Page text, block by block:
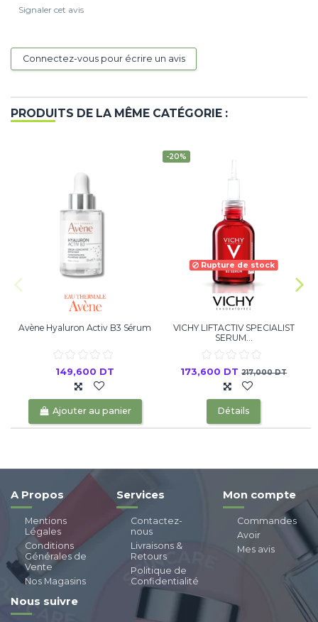
Signaler cet avis
Connectez-vous pour écrire un avis
PRODUITS DE LA MÊME CATÉGORIE :
Avène Hyaluron Activ B3 Sérum
149,600 DT
Ajouter au panier
-20%
Rupture de stock
VICHY LIFTACTIV SPECIALIST
SERUM...
173,600 DT217,000 DT
Détails
A Propos
Mentions
Légales
Conditions
Générales de
Vente
Nos Magasins
Services
Contactez-
nous
Livraisons &
Retours
Politique de
Confidentialité
Mon compte
Commandes
Avoir
Mes avis
Nous suivre